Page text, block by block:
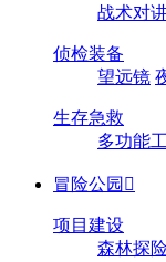
战术对
侦检装备
望远镜
生存急救
多功能
冒险公园 
项目建设
森林探